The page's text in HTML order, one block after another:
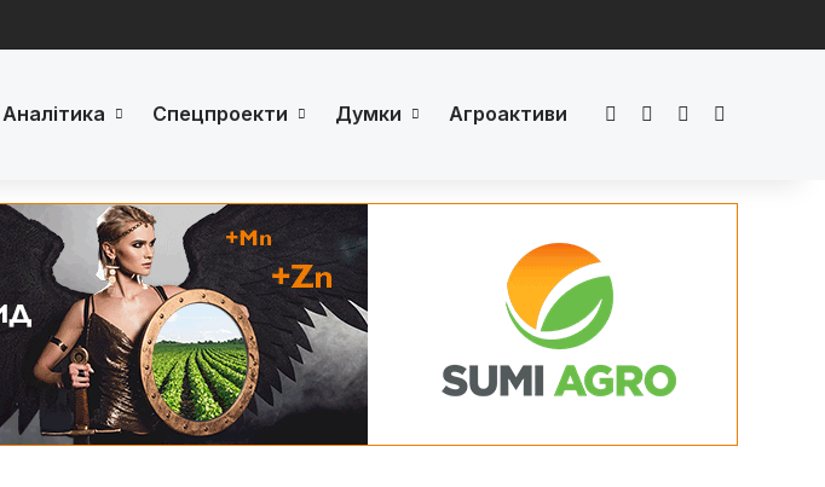
Аналітика Спецпроекти Думки Агроактиви FacebookLinkedInYouTube